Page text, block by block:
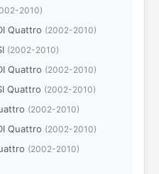
2010)
Quattro (2002-2010)
(2002-2010)
Quattro (2002-2010)
Quattro (2002-2010)
(2002-2010)
Quattro (2002-2010)
(2002-2010)